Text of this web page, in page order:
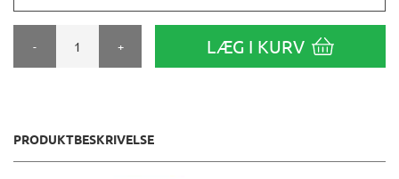
- + LÆG I KURV
PRODUKTBESKRIVELSE